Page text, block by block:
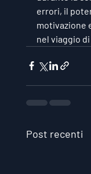
errori, il
motivazione
nel viaggio
Post recenti